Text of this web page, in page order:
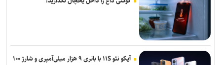
آیکو نئو ۱۱S با باتری ۹ هزار میلی‌آمپری و شارژ ۱۰۰